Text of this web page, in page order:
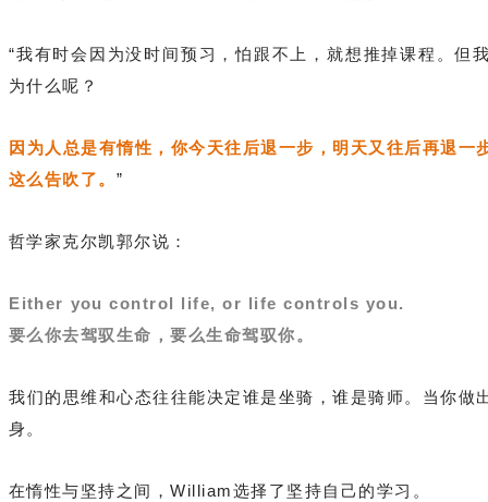
“我有时会因为没时间预习，怕跟不上，就想推掉课程。但
为什么呢？
因为人总是有惰性，你今天往后退一步，明天又往后再退一
这么告吹了。 ”
哲学家克尔凯郭尔说：
Either you control life, or life controls you.
要么你去驾驭生命，要么生命驾驭你。
我们的思维和心态往往能决定谁是坐骑，谁是骑师。当你做
身。
在惰性与坚持之间，William选择了坚持自己的学习。